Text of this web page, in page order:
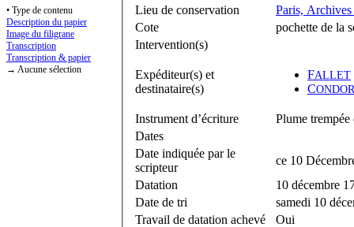
• Type de contenu
Description du papier
Image du filigrane
Transcription
Transcription & papier
→ Aucune sélection
Lieu de conservation
Paris, Archives
Cote
pochette de la
Intervention(s)
Expéditeur(s) et
destinataire(s)
FALLET
C
Instrument d’écriture
Plume trempée
Dates
Date indiquée par le
scripteur
ce 10
Datation
10 décembre
Date de tri
samedi 10
Travail de datation achevé
Oui